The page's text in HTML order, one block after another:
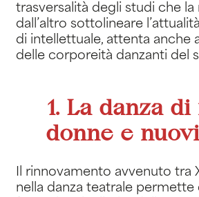
trasversalità degli studi che la
dall’altro sottolineare
di intellettuale, attenta anche
delle corporeità danzanti del
1. La danza
donne e
Il rinnovamento avvenuto tra
nella danza teatrale permette